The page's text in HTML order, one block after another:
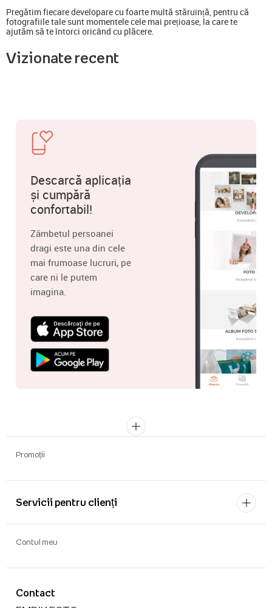
Pregătim fiecare developare cu foarte multă stăruință, pentru că
fotografiile tale sunt momentele cele mai prețioase, la care te
ajutăm să te întorci oricând cu plăcere.
Vizionate recent
Descarcă aplicația
și cumpără
confortabil!
Zâmbetul persoanei
dragi este una din cele
mai frumoase lucruri, pe
care ni le putem
imagina.
Promoții
Servicii pentru clienți
Contact
Contul meu